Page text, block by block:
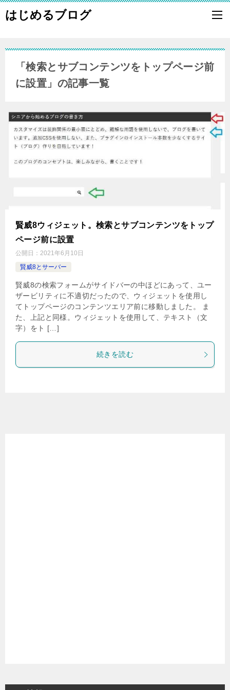
はじめるブログ
「検索とサブコンテンツをトップページ前
に設置」の記事一覧
賢威8ウィジェット。検索とサブコンテンツをトップ
ページ前に設置
公開日： 2021年6月10日
賢威8とサーバー
賢威8の検索フォームがサイドバーの中ほどにあって、ユー
ザービリティに不適切だったので、ウィジェットを使用し
てトップページのコンテンツエリア前に移動しました。 ま
た、上記と同様。ウィジェットを使用して、テキスト（文
字）をト […]
続きを読む